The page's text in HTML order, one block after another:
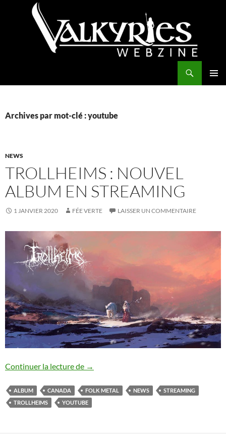
Archives par mot-clé : youtube
NEWS
TROLLHEIMS : NOUVEL
ALBUM EN STREAMING
1 JANVIER 2020 FÉE VERTE LAISSER UN COMMENTAIRE
Continuer la lecture de Trollheims : nouvel album en streaming
→
ALBUM CANADA FOLK METAL NEWS
STREAMING
TROLLHEIMS
YOUTUBE